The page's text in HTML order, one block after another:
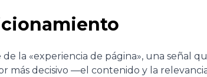
la «experiencia de página», una señal
más decisivo —el contenido y la